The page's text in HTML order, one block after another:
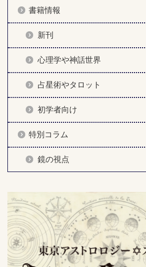
書籍情報
新刊
心理学や神話世界
占星術やタロット
初学者向け
特別コラム
鏡の視点